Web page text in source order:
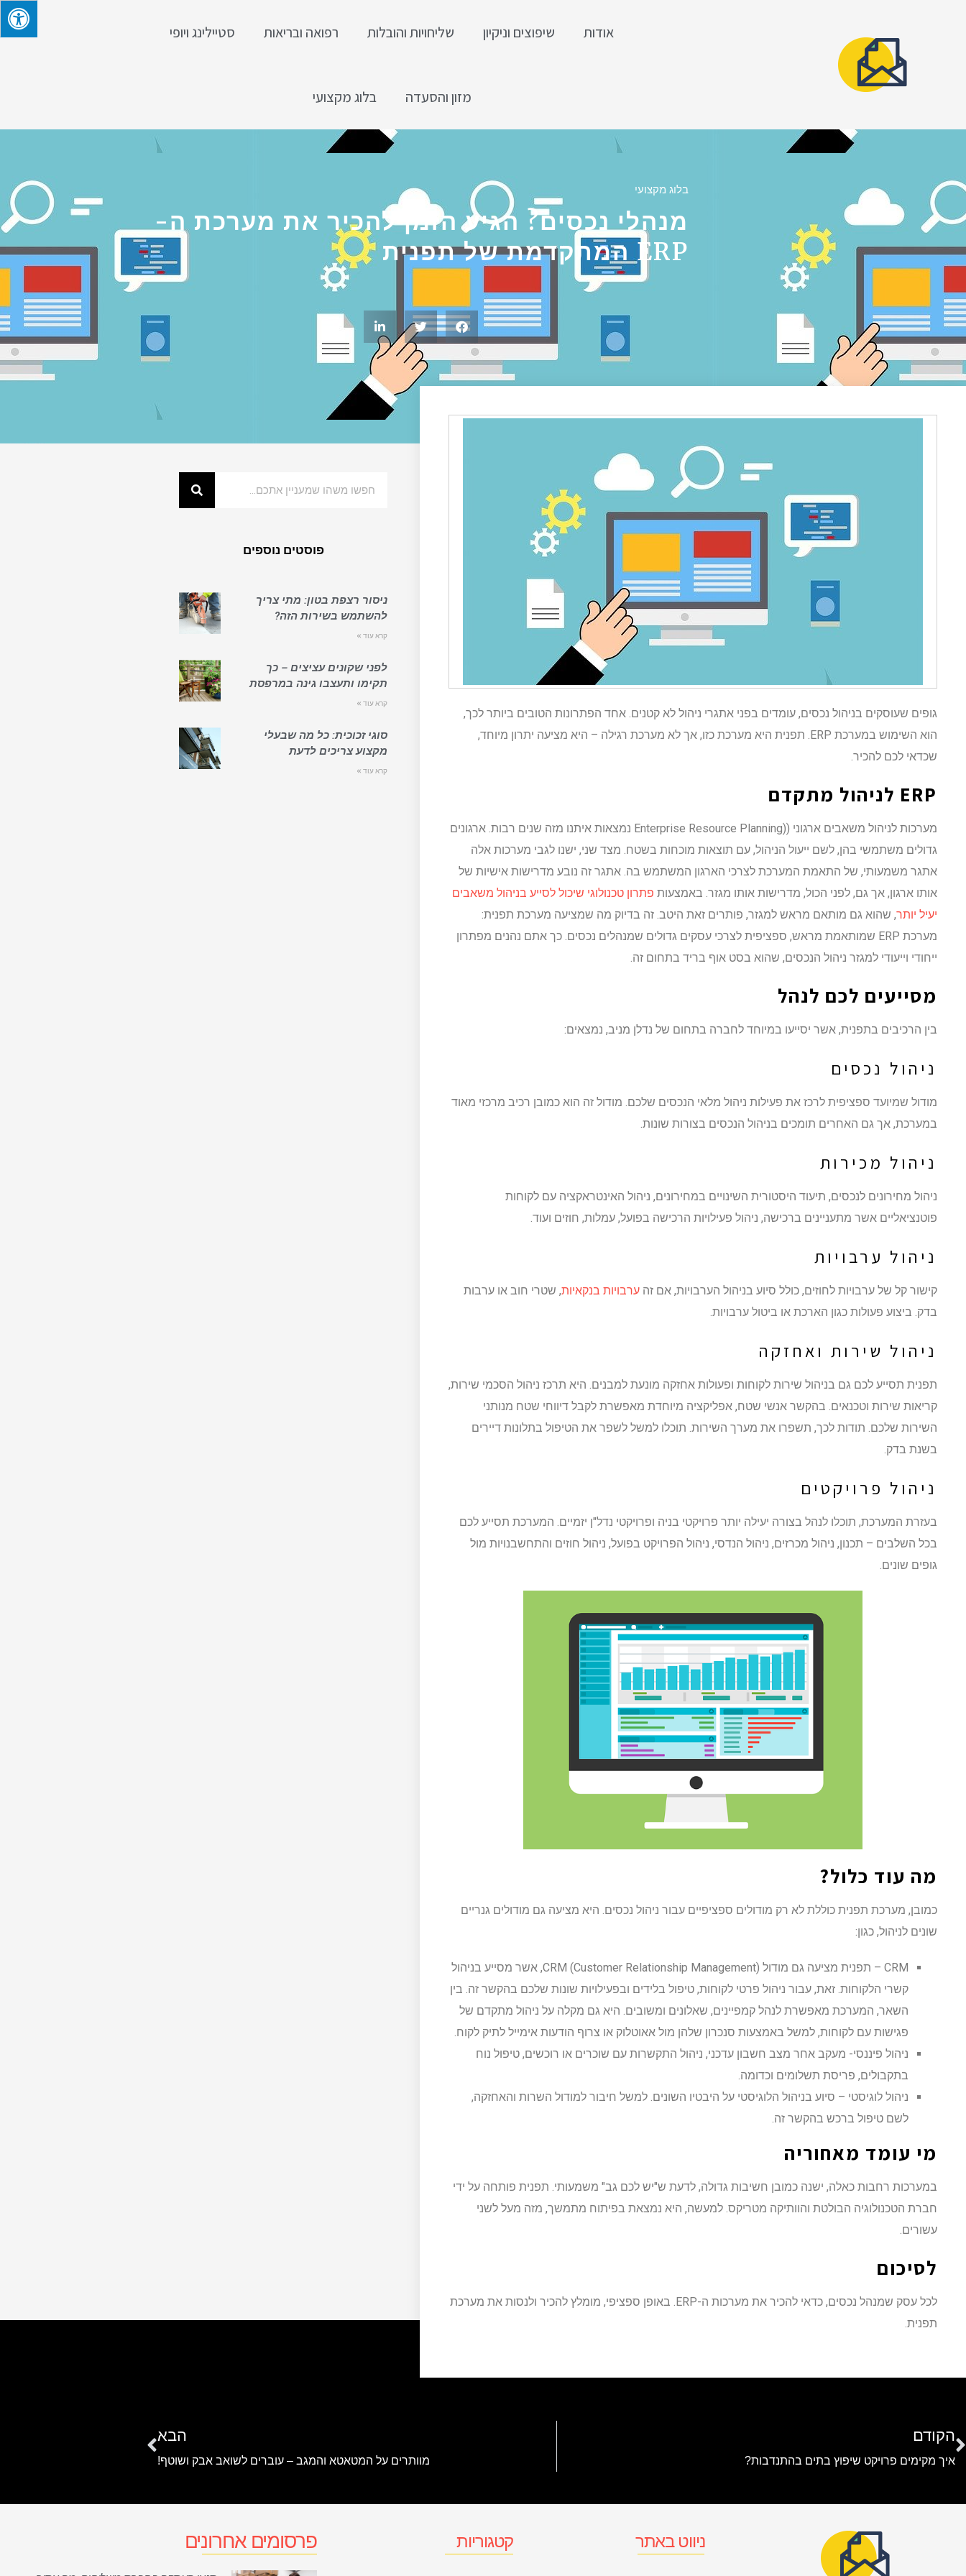
אודות שיפוצים וניקיון שליחויות והובלות רפואה ובריאות סטיילינג ויופי
מזון והסעדה בלוג מקצועי
בלוג מקצועי
מנהלי נכסים? הגיע הזמן להכיר את מערכת ה-
ERP המתקדמת של תפנית
גופים שעוסקים בניהול נכסים, עומדים בפני אתגרי ניהול לא קטנים. אחד הפתרונות הטובים ביותר לכך,
הוא השימוש במערכת ERP. תפנית היא מערכת כזו, אך לא מערכת רגילה – היא מציעה יתרון מיוחד,
שכדאי לכם להכיר.
ERP לניהול מתקדם
מערכות לניהול משאבים ארגוני ((Enterprise Resource Planning נמצאות איתנו מזה שנים רבות. ארגונים
גדולים משתמשי בהן, לשם ייעול הניהול, עם תוצאות מוכחות בשטח. מצד שני, ישנו לגבי מערכות אלה
אתגר משמעותי, של התאמת המערכת לצרכי הארגון המשתמש בה. אתגר זה נובע מדרישות אישיות של
אותו ארגון, אך גם, לפני הכול, מדרישות אותו מגזר. באמצעות פתרון טכנולוגי שיכול לסייע בניהול משאבים
יעיל יותר, שהוא גם מותאם מראש למגזר, פותרים זאת היטב. זה בדיוק מה שמציעה מערכת תפנית:
מערכת ERP שמותאמת מראש, ספציפית לצרכי עסקים גדולים שמנהלים נכסים. כך אתם נהנים מפתרון
ייחודי וייעודי למגזר ניהול הנכסים, שהוא בסט אוף בריד בתחום זה.
מסייעים לכם לנהל
בין הרכיבים בתפנית, אשר יסייעו במיוחד לחברה בתחום של נדלן מניב, נמצאים:
ניהול נכסים
מודול שמיועד ספציפית לרכז את פעילות ניהול מלאי הנכסים שלכם. מודול זה הוא כמובן רכיב מרכזי מאוד
במערכת, אך גם האחרים תומכים בניהול הנכסים בצורות שונות.
ניהול מכירות
ניהול מחירונים לנכסים, תיעוד היסטורית השינויים במחירונים, ניהול האינטראקציה עם לקוחות
פוטנציאליים אשר מתעניינים ברכישה, ניהול פעילויות הרכישה בפועל, עמלות, חוזים ועוד.
ניהול ערבויות
קישור קל של ערבויות לחוזים, כולל סיוע בניהול הערבויות, אם זה ערבויות בנקאיות, שטרי חוב או ערבות
בדק. ביצוע פעולות כגון הארכת או ביטול ערבויות.
ניהול שירות ואחזקה
תפנית תסייע לכם גם בניהול שירות לקוחות ופעולות אחזקה מונעת למבנים. היא תרכז ניהול הסכמי שירות,
קריאות שירות וטכנאים. בהקשר אנשי שטח, אפליקציה מיוחדת מאפשרת לקבל דיווחי שטח מנותני
השירות שלכם. תודות לכך, תשפרו את מערך השירות. תוכלו למשל לשפר את הטיפול בתלונות דיירים
בשנת בדק.
ניהול פרויקטים
בעזרת המערכת, תוכלו לנהל בצורה יעילה יותר פרויקטי בניה ופרויקטי נדל"ן יזמיים. המערכת תסייע לכם
בכל השלבים – תכנון, ניהול מכרזים, ניהול הנדסי, ניהול הפרויקט בפועל, ניהול חוזים והתחשבנויות מול
גופים שונים.
מה עוד כלול?
כמובן, מערכת תפנית כוללת לא רק מודולים ספציפיים עבור ניהול נכסים. היא מציעה גם מודולים גנריים
שונים לניהול, כגון:
CRM – תפנית מציעה גם מודול CRM (Customer Relationship Management), אשר מסייע בניהול
קשרי הלקוחות. זאת, עבור ניהול פרטי לקוחות, טיפול בלידים ובפעילויות שונות שלכם בהקשר זה. בין
השאר, המערכת מאפשרת לנהל קמפיינים, שאלונים ומשובים. היא גם מקלה על ניהול מתקדם של
פגישות עם לקוחות, למשל באמצעות סנכרון שלהן מול אאוטלוק או צרוף הודעות אימייל לתיק לקוח.
ניהול פיננסי- מעקב אחר מצב חשבון עדכני, ניהול התקשרות עם שוכרים או רוכשים, טיפול נוח
בתקבולים, פריסת תשלומים וכדומה.
ניהול לוגיסטי – סיוע בניהול הלוגיסטי על היבטיו השונים. למשל חיבור למודול השרות והאחזקה,
לשם טיפול ברכש בהקשר זה.
מי עומד מאחוריה
במערכות רחבות כאלה, ישנה כמובן חשיבות גדולה, לדעת ש"יש לכם גב" משמעותי. תפנית פותחה על ידי
חברת הטכנולוגיה הבולטת והוותיקה מטריקס. למעשה, היא נמצאת בפיתוח מתמשך, מזה מעל לשני
עשורים.
לסיכום
לכל עסק שמנהל נכסים, כדאי להכיר את מערכות ה-ERP. באופן ספציפי, מומלץ להכיר ולנסות את מערכת
תפנית.
פוסטים נוספים
ניסור רצפת בטון: מתי צריך
להשתמש בשירות הזה?
קרא עוד »
לפני שקונים עציצים – כך
תקימו ותעצבו גינה במרפסת
קרא עוד »
סוגי זכוכית: כל מה שבעלי
מקצוע צריכים לדעת
קרא עוד »
הקודם
איך מקימים פרויקט שיפוץ בתים בהתנדבות?
הבא
מוותרים על המטאטא והמגב – עוברים לשואב אבק ושוטף!
ניווט באתר קטגוריות פרסומים אחרונים